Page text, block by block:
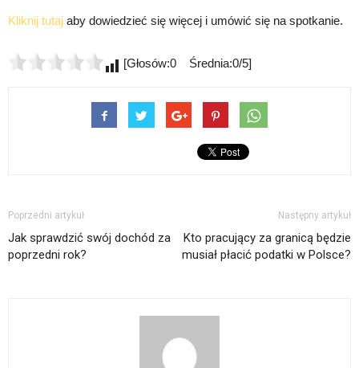
Kliknij tutaj aby dowiedzieć się więcej i umówić się na spotkanie.
[Głosów:0 Średnia:0/5]
Poprzedni artykuł
Jak sprawdzić swój dochód za
poprzedni rok?
Następny artykuł
Kto pracujący za granicą będzie
musiał płacić podatki w Polsce?